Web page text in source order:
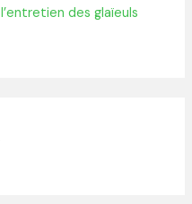
des glaïeuls